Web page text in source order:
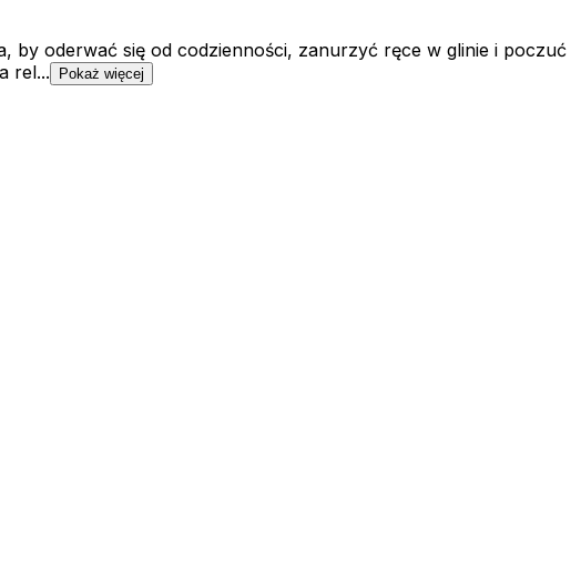
by oderwać się od codzienności, zanurzyć ręce w glinie i poczuć
rel...
Pokaż więcej